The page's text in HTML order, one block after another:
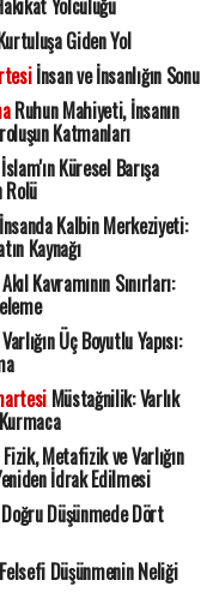
Yolculuğu
Giden Yol
İnsan ve İnsanlığın Sonu
Ruhun Mahiyeti, İnsanın
Katmanları
Küresel Barışa
Rolü
Kalbin Merkeziyeti:
Kaynağı
Kavramının Sınırları:
Üç Boyutlu Yapısı:
Müstağnilik: Varlık
Fizik, Metafizik ve Varlığın
İdrak Edilmesi
Düşünmede Dört
Düşünmenin Neliği